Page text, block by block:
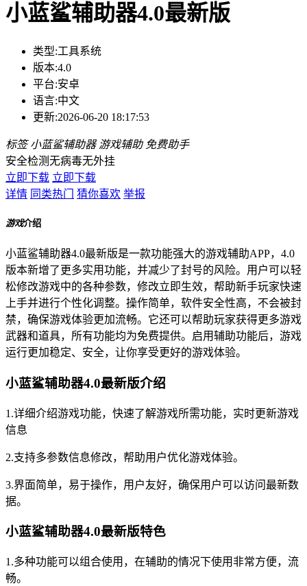
小蓝鲨辅助器4.0最新版
类型:工具系统
版本:4.0
平台:安卓
语言:中文
更新:2026-06-20 18:17:53
标签 小蓝鲨辅助器 游戏辅助 免费助手
安全检测无病毒无外挂
立即下载 立即下载
详情 同类热门 猜你喜欢 举报
游戏介绍
小蓝鲨辅助器4.0最新版是一款功能强大的游戏辅助APP，4.0
版本新增了更多实用功能，并减少了封号的风险。用户可以轻
松修改游戏中的各种参数，修改立即生效，帮助新手玩家快速
上手并进行个性化调整。操作简单，软件安全性高，不会被封
禁，确保游戏体验更加流畅。它还可以帮助玩家获得更多游戏
武器和道具，所有功能均为免费提供。启用辅助功能后，游戏
运行更加稳定、安全，让你享受更好的游戏体验。
小蓝鲨辅助器4.0最新版介绍
1.详细介绍游戏功能，快速了解游戏所需功能，实时更新游戏
信息
2.支持多参数信息修改，帮助用户优化游戏体验。
3.界面简单，易于操作，用户友好，确保用户可以访问最新数
据。
小蓝鲨辅助器4.0最新版特色
1.多种功能可以组合使用，在辅助的情况下使用非常方便，流
畅。